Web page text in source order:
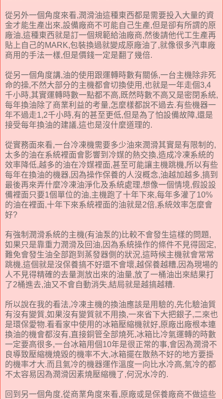
從另外一個角度來看,潤滑油這種東西都是需要投入大量的資
金才能生產出來,設備廠商不可能自己生產,但是卻有所謂的原
廠油,這種東西就是訂一個規範給油廠商,然後請他代工生產再
貼上自己的MARK,包裝換過就變成原廠油了,就像很多汽車廠
商用的手法一樣,但是價錢一定是翻了幾倍.
從另一個角度講,油的使用跟運轉時數有關係,一台主機除非死
命的操,不然大部分的主機都會切換使用,也就是一年走個3,4
千小時,其實運轉時數一點都不高,既然時數不高又是密閉系統,
每年換油除了商業利益的考量,怎麼樣都說不過去.有些機器一
年不過走1,2千小時,有的甚至更低,但是為了怕設備故障,還是
接受每年換油的建議,這也是沒什麼道理的.
從實務面來看,一台冷凍機需要多少油來潤滑其實是有限制的,
太多的油在系統裡面會影響到冷媒的熱交換,造成冷凍系統的
效率降低,越多的油在冷媒裡面,甚至可能讓主機跳機,所以有些
每年在換油的機器,因為操作保養的人沒概念,油越加越多,搞到
最後再來弄什麼冷凍油淨化及系統處理,想像一個情境,假設設
備裡面只要1個單位的油,主機跑了十年下來,每年多灌了10%
的油在裡面,十年下來系統裡面的油就是2倍,系統效率怎麼會
好?
有強制潤滑系統的主機(有油泵的)比較不會發生這樣的問題,
如果只是靠重力潤滑及回油,因為系統操作的條件不見得固定,
難免會發生油全部跑到蒸發器側的狀況,這時候主機就會常常
跳機,這個就是沒保養搞不好還不會壞,越保養越糟,因為現場的
人不見得精確的去量測放出來的油量,放了一桶油出來結果打
了2桶進去,油又不會自動消失,結局就是越搞越糟.
所以說在我的看法,冷凍主機的換油應該是用驗的,先化驗油質
有沒有變質,如果沒有變質就不用換,一來省下大把銀子,二來也
是環保愛物.看看家中使用的冰箱壓縮機就好,原廠出廠根本連
換油的機會都沒有,直接銅管全部燒死,冰箱比冷氣運轉的時數
一定要高很多,一台冰箱用個10年是很正常的事,會因為潤滑不
良導致壓縮機燒毀的機率不大,冰箱擺在散熱不好的地方要掛
的機率才大.而且氣冷的機器運作溫度一向比水冷高,氣冷的都
不太容易因為潤滑因素燒壓縮機了,何況水冷的.
回到另一個角度,從商業角度來看,原廠或是保養廠商不做這些